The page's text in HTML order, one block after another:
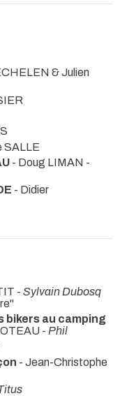
& Julien
SALLE
- Doug LIMAN -
- Didier
- Sylvain Dubosq
bikers au camping
- Phil
- Jean-Christophe